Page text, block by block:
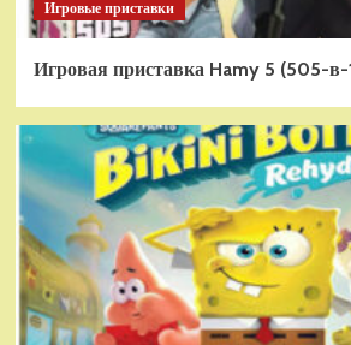
Игровые приставки
Игровая приставка Hamy 5 (505-в-